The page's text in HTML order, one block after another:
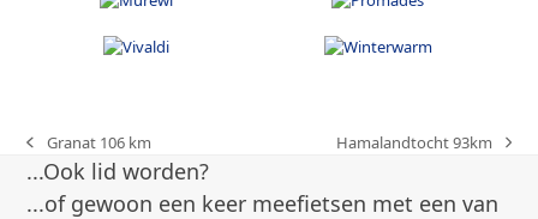
previous
post:
Granat 106 km
next
Hamalandtocht 93km
...Ook lid worden?
...of gewoon een keer meefietsen met een van